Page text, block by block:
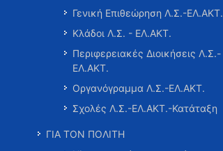
Γενική Επιθεώρηση Λ.Σ.-ΕΛ.ΑΚΤ.
Κλάδοι Λ.Σ. - ΕΛ.ΑΚΤ.
Περιφερειακές Διοικήσεις Λ.Σ.-
ΕΛ.ΑΚΤ.
Οργανόγραμμα Λ.Σ.-ΕΛ.ΑΚΤ.
Σχολές Λ.Σ.-ΕΛ.ΑΚΤ.-Κατάταξη
ΓΙΑ ΤΟΝ ΠΟΛΙΤΗ